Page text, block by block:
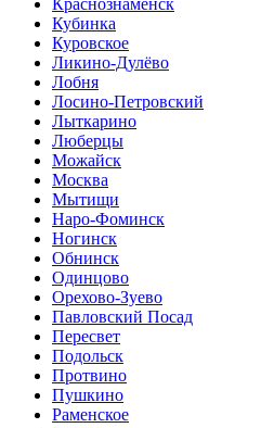
Краснознаменск
Кубинка
Куровское
Ликино-Дулёво
Лобня
Лосино-Петровский
Лыткарино
Люберцы
Можайск
Москва
Мытищи
Наро-Фоминск
Ногинск
Обнинск
Одинцово
Орехово-Зуево
Павловский Посад
Пересвет
Подольск
Протвино
Пушкино
Раменское